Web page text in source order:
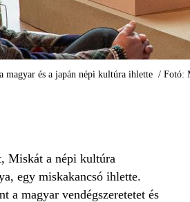
magyar és a japán népi kultúra ihlette / Fotó:
Miskát a népi kultúra
egy miskakancsó ihlette.
a magyar vendégszeretetet és